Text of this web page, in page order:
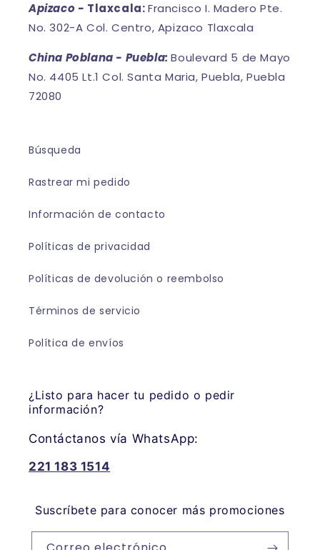
Apizaco - Tlaxcala:Francisco I. Madero Pte.
No. 302-A Col. Centro, Apizaco Tlaxcala
China Poblana - Puebla:Boulevard 5 de Mayo
No. 4405 Lt.1 Col. Santa Maria, Puebla, Puebla
72080
Búsqueda
Rastrear mi pedido
Información de contacto
Políticas de privacidad
Políticas de devolución o reembolso
Términos de servicio
Política de envíos
¿Listo para hacer tu pedido o pedir
información?
Contáctanos vía WhatsApp:
221 183 1514
Suscríbete para conocer más promociones